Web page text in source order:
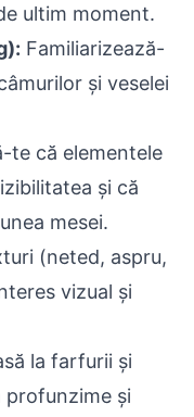
ultim moment.
Familiarizează-
și veselei
te că elementele
și că
mesei.
(neted, aspru,
vizual și
la farfurii și
profunzime și